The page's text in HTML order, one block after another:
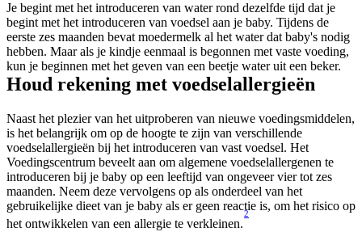
Je begint met het introduceren van water rond dezelfde tijd dat je
begint met het introduceren van voedsel aan je baby. Tijdens de
eerste zes maanden bevat moedermelk al het water dat baby's nodig
hebben. Maar als je kindje eenmaal is begonnen met vaste voeding,
kun je beginnen met het geven van een beetje water uit een beker.
Houd rekening met voedselallergieën
Naast het plezier van het uitproberen van nieuwe voedingsmiddelen,
is het belangrijk om op de hoogte te zijn van verschillende
voedselallergieën bij het introduceren van vast voedsel. Het
Voedingscentrum beveelt aan om algemene voedselallergenen te
introduceren bij je baby op een leeftijd van ongeveer vier tot zes
maanden. Neem deze vervolgens op als onderdeel van het
gebruikelijke dieet van je baby als er geen reactie is, om het risico op
het ontwikkelen van een allergie te verkleinen.
2